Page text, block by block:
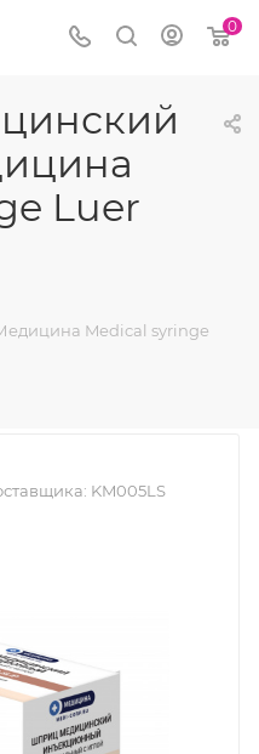
0
Luer
Medical syringe
KM005LS